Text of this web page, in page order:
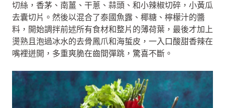
切絲，香茅、南薑、干蔥、蒜頭、和小辣椒切碎，小黃瓜
去囊切片。然後以混合了泰國魚露、椰糖、檸檬汁的醬
料，開始調拌前述所有食材和整片的薄荷葉，最後才加上
燙熟且泡過冰水的去骨鳳爪和海蜇皮，一入口酸甜香辣在
嘴裡迸開，多重爽脆在齒間彈跳，驚喜不斷。